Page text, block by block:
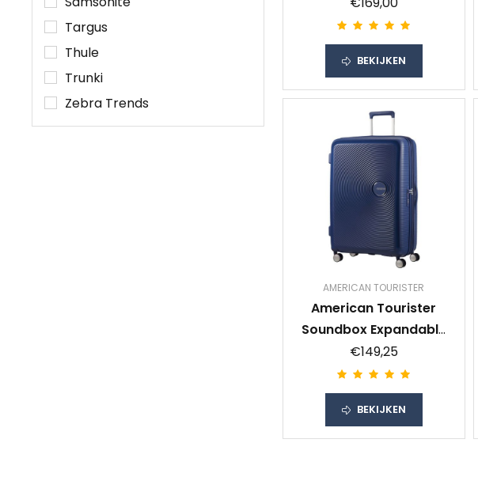
Targus
Thule
Trunki
Zebra Trends
BEKIJKEN
AMERICAN TOURISTER
American Tourister
Soundbox Expandable
Spinner 77cm Midnight
Navy
€149,25
BEKIJKEN